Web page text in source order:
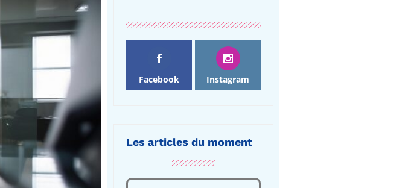
Facebook Instagram
Les articles du moment